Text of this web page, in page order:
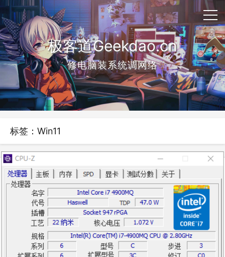
极客道Geekdao.cn
修电脑装系统调网络
标签：Win11